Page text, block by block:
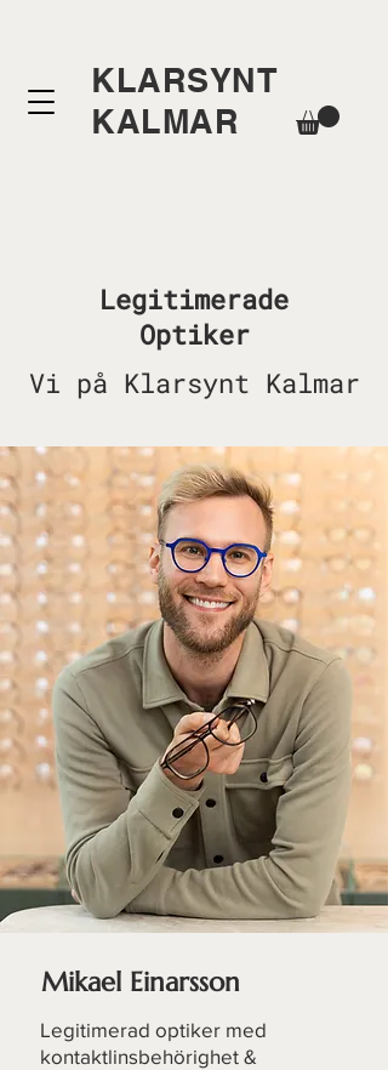
KLARSYNT
KALMAR
Legitimerade
Optiker
Vi på Klarsynt Kalmar
Mikael Einarsson
Legitimerad optiker med
kontaktlinsbehörighet &